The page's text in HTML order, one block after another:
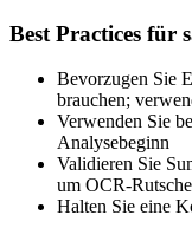
Best Practices für
Bevorzugen Sie
brauchen;
Verwenden Sie
Analysebeginn
Validieren Sie
um OCR-
Halten Sie eine